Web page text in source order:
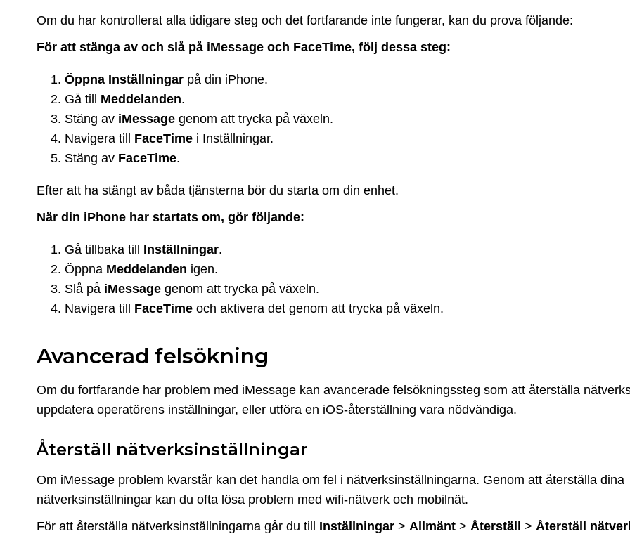
Om du har kontrollerat alla tidigare steg och det fortfarande inte fungerar, kan du prova följande:
För att stänga av och slå på iMessage och FaceTime, följ dessa steg:
Öppna Inställningar på din iPhone.
Gå till Meddelanden.
Stäng av iMessage genom att trycka på växeln.
Navigera till FaceTime i Inställningar.
Stäng av FaceTime.
Efter att ha stängt av båda tjänsterna bör du starta om din enhet.
När din iPhone har startats om, gör följande:
Gå tillbaka till Inställningar.
Öppna Meddelanden igen.
Slå på iMessage genom att trycka på växeln.
Navigera till FaceTime och aktivera det genom att trycka på växeln.
Avancerad felsökning
Om du fortfarande har problem med iMessage kan avancerade felsökningssteg som att återställa
uppdatera operatörens inställningar, eller utföra en iOS-återställning vara nödvändiga.
Återställ nätverksinställningar
Om iMessage problem kvarstår kan det handla om fel i nätverksinställningarna. Genom att återställa dina
nätverksinställningar kan du ofta lösa problem med wifi-nätverk och mobilnät.
För att återställa nätverksinställningarna går du till Inställningar > Allmänt > Återställ > Återställ